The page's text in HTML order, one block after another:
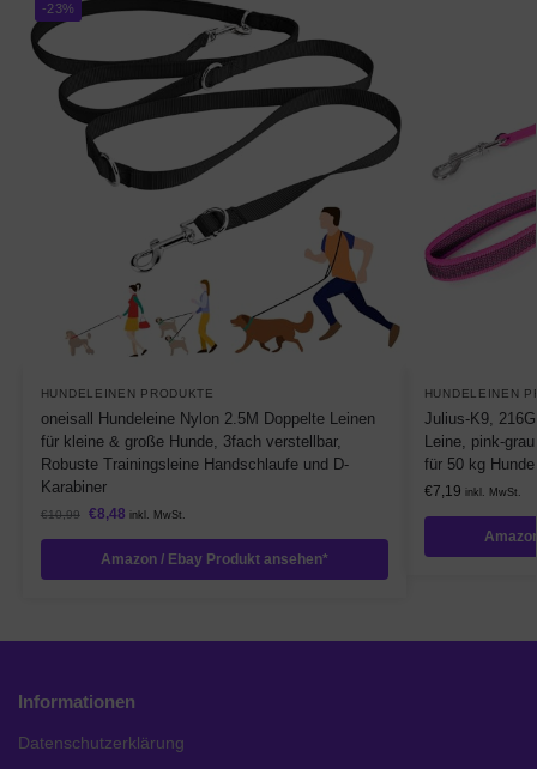
-23%
HUNDELEINEN PRODUKTE
oneisall Hundeleine Nylon 2.5M Doppelte Leinen
für kleine & große Hunde, 3fach verstellbar,
Robuste Trainingsleine Handschlaufe und D-
Karabiner
€10,99 €8,48 inkl. MwSt.
Amazon / Ebay Produkt ansehen*
HUNDELEINEN
Julius-K9,
Leine, pink-
für 50 kg Hunde
€7,19 inkl. MwSt.
Informationen
Datenschutzerklärung